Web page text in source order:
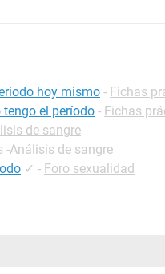
hoy mismo - Fichas
tengo el período - Fichas
de sangre
-Análisis de sangre
✓ - Foro sexualidad